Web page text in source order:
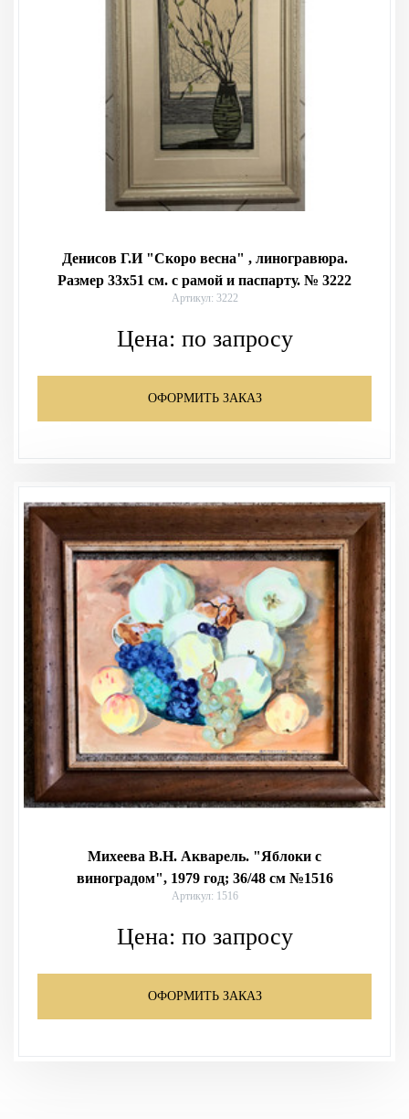
Денисов Г.И "Скоро весна" , линогравюра.
Размер 33х51 см. с рамой и паспарту. № 3222
Артикул: 3222
Цена: по запросу
ОФОРМИТЬ ЗАКАЗ
Михеева В.Н. Акварель. "Яблоки с
виноградом", 1979 год; 36/48 см №1516
Артикул: 1516
Цена: по запросу
ОФОРМИТЬ ЗАКАЗ